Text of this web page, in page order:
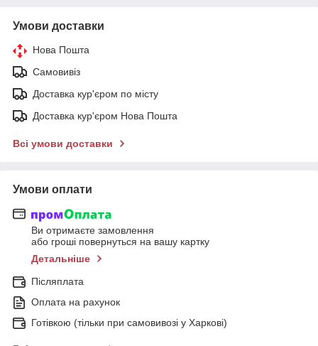
Умови доставки
Нова Пошта
Самовивіз
Доставка кур'єром по місту
Доставка кур'єром Нова Пошта
Всі умови доставки
Умови оплати
Ви отримаєте замовлення
або гроші повернуться на вашу картку
Детальніше
Післяплата
Оплата на рахунок
Готівкою (тільки при самовивозі у Харкові)